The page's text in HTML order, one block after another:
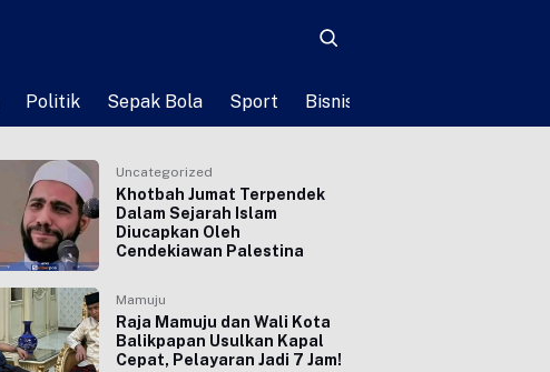
Politik Sepak Bola Sport Bisnis
Uncategorized
Khotbah Jumat Terpendek
Dalam Sejarah Islam
Diucapkan Oleh
Cendekiawan Palestina
Mamuju
Raja Mamuju dan Wali Kota
Balikpapan Usulkan Kapal
Cepat, Pelayaran Jadi 7 Jam!